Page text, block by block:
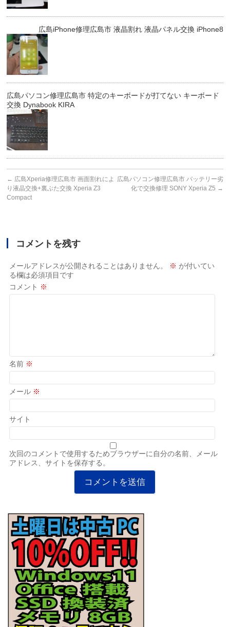
広島iPhone修理広島市 液晶割れ 液晶パネル交換 iPhone8
広島パソコン修理広島市 特定のキーボードが打てない キーボード
交換 Dynabook KIRA
← 広島Xperia修理広島市 画面割れによ
り液晶交換+裏ぶた交換 Xperia Z3
Compact
広島パソコン修理広島市 バッテリー劣
化で交換修理 SONY Xperia Z5 →
コメントを残す
メールアドレスが公開されることはありません。 ※ が付いてい
る欄は必須項目です
コメント ※
名前 ※
メール ※
サイト
次回のコメントで使用するためブラウザーに自分の名前、メール
アドレス、サイトを保存する。